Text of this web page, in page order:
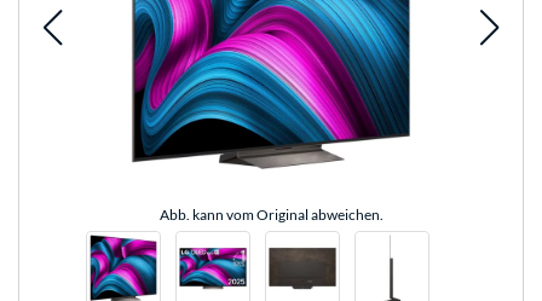
Abb. kann vom Original abweichen.